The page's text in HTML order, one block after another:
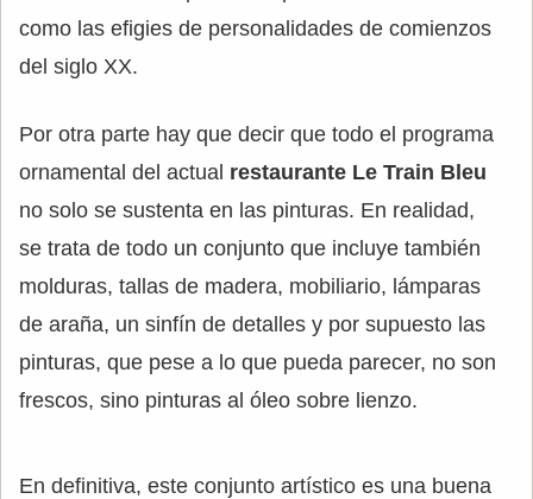
como las efigies de personalidades de comienzos
del siglo XX.
Por otra parte hay que decir que todo el programa
ornamental del actual restaurante Le Train Bleu
no solo se sustenta en las pinturas. En realidad,
se trata de todo un conjunto que incluye también
molduras, tallas de madera, mobiliario, lámparas
de araña, un sinfín de detalles y por supuesto las
pinturas, que pese a lo que pueda parecer, no son
frescos, sino pinturas al óleo sobre lienzo.
En definitiva, este conjunto artístico es una buena